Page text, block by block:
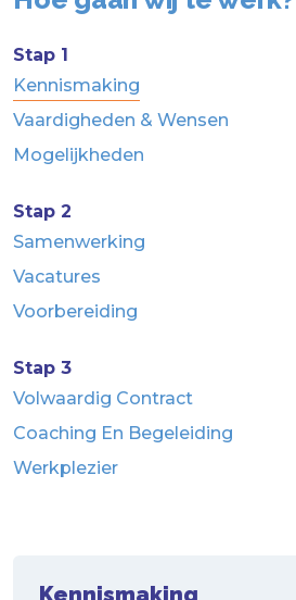
Stap 1
Kennismaking
Vaardigheden & Wensen
Mogelijkheden
Stap 2
Samenwerking
Vacatures
Voorbereiding
Stap 3
Volwaardig Contract
Coaching En Begeleiding
Werkplezier
Kennismaking